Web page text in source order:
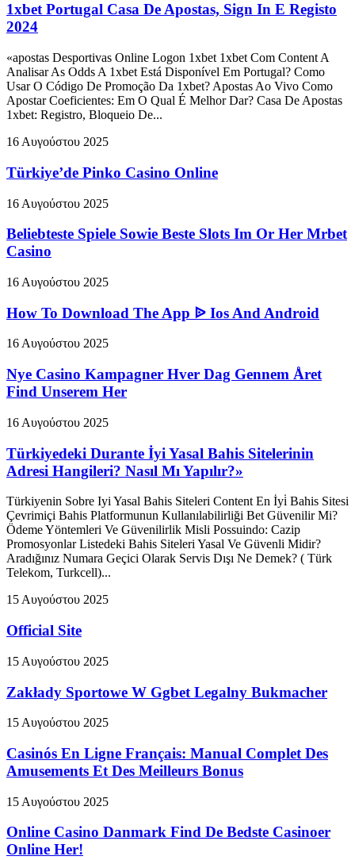
1xbet Portugal Casa De Apostas, Sign In E Registo
2024
«apostas Desportivas Online Logon 1xbet 1xbet Com Content A
Analisar As Odds A 1xbet Está Disponível Em Portugal? Como
Usar O Código De Promoção Da 1xbet? Apostas Ao Vivo Como
Apostar Coeficientes: Em O Qual É Melhor Dar? Casa De Apostas
1xbet: Registro, Bloqueio De...
16 Αυγούστου 2025
Türkiye’de Pinko Casino Online
16 Αυγούστου 2025
Beliebteste Spiele Sowie Beste Slots Im Or Her Mrbet
Casino
16 Αυγούστου 2025
How To Download The App ᐉ Ios And Android
16 Αυγούστου 2025
Nye Casino Kampagner Hver Dag Gennem Året
Find Unserem Her
16 Αυγούστου 2025
Türkiyedeki Durante İyi Yasal Bahis Sitelerinin
Adresi Hangileri? Nasıl Mı Yapılır?»
Türkiyenin Sobre Iyi Yasal Bahis Siteleri Content En İyi̇ Bahis Sitesi
Çevrimiçi Bahis Platformunun Kullanılabilirliği Bet Güvenilir Mi?
Ödeme Yöntemleri Ve Güvenilirlik Misli Possuindo: Cazip
Promosyonlar Listedeki Bahis Siteleri Yasal Ve Güvenli Midir?
Aradığınız Numara Geçici Olarak Servis Dışı Ne Demek? ( Türk
Telekom, Turkcell)...
15 Αυγούστου 2025
Official Site
15 Αυγούστου 2025
Zakłady Sportowe W Ggbet Legalny Bukmacher
15 Αυγούστου 2025
Casinós En Ligne Français: Manual Complet Des
Amusements Et Des Meilleurs Bonus
15 Αυγούστου 2025
Online Casino Danmark Find De Bedste Casinoer
Online Her!